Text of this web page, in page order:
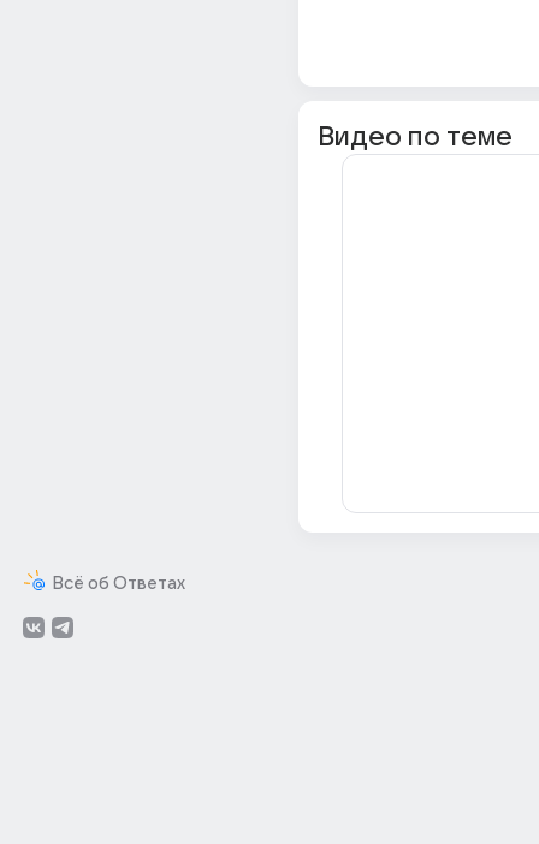
Всё об Ответах
Видео по теме